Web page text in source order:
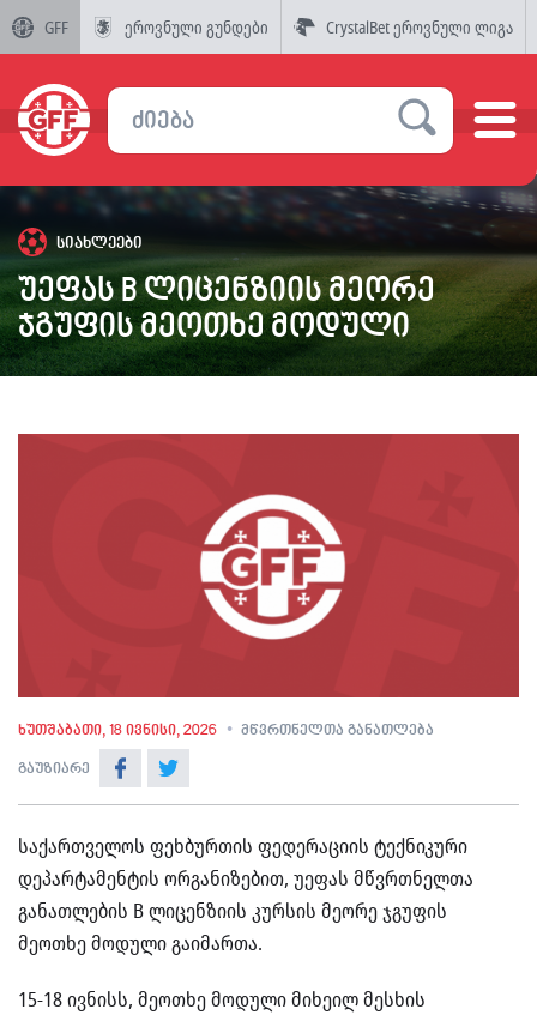
GFF ეროვნული გუნდები CrystalBet ეროვნული ლიგა
სიახლეები
უეფას B ლიცენზიის მეორე
ჯგუფის მეოთხე მოდული
ხუთშაბათი, 18 ივნისი, 2026 მწვრთნელთა განათლება
გაუზიარე
საქართველოს ფეხბურთის ფედერაციის ტექნიკური
დეპარტამენტის ორგანიზებით, უეფას მწვრთნელთა
განათლების B ლიცენზიის კურსის მეორე ჯგუფის
მეოთხე მოდული გაიმართა.
15-18 ივნისს, მეოთხე მოდული მიხეილ მესხის